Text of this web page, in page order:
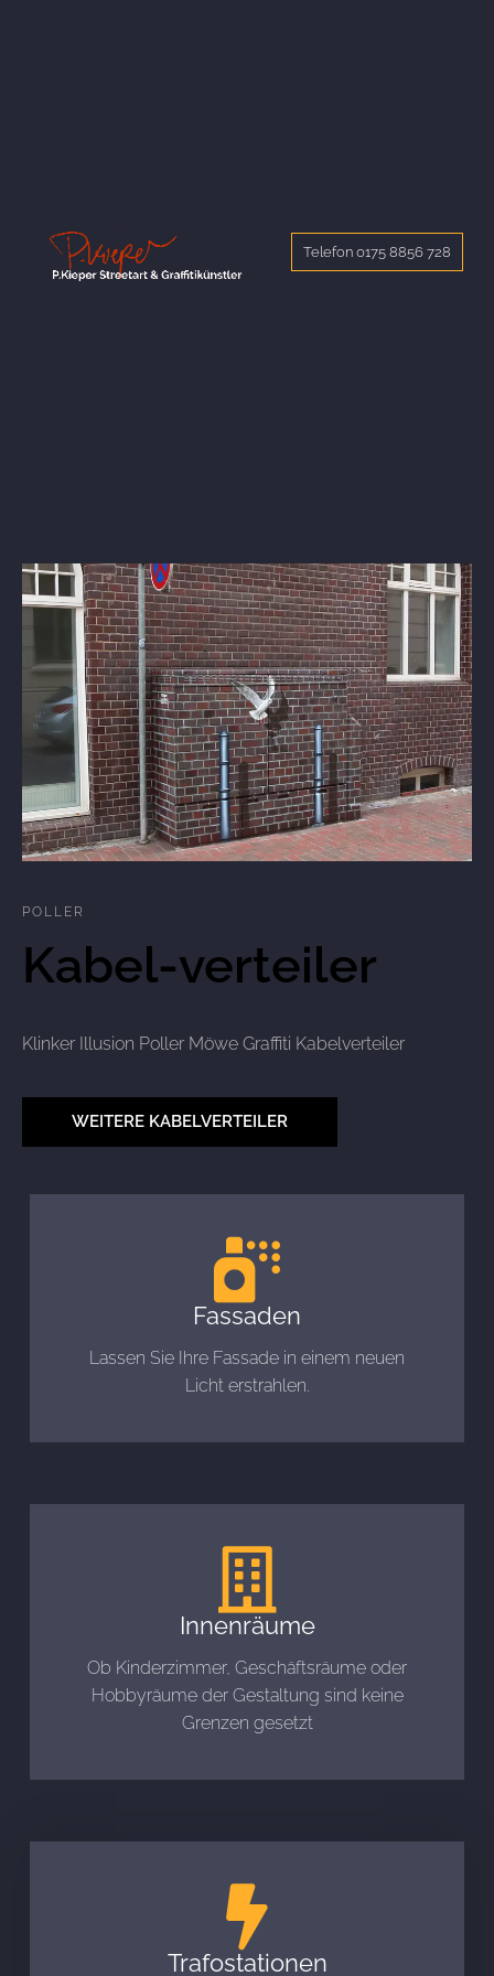
Telefon 0175 8856 728
POLLER
Kabel-verteiler
Klinker Illusion Poller Möwe Graffiti Kabelverteiler
WEITERE KABELVERTEILER
Fassaden
Lassen Sie Ihre Fassade in einem neuen
Licht erstrahlen.
Innenräume
Ob Kinderzimmer, Geschäftsräume oder
Hobbyräume der Gestaltung sind keine
Grenzen gesetzt
Trafostationen